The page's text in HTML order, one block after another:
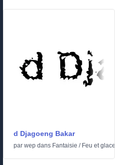
d Djagoeng Bakar
par wep dans Fantaisie / Feu et glace